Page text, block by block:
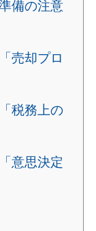
備の注意
売却プロ
税務上の
意思決定